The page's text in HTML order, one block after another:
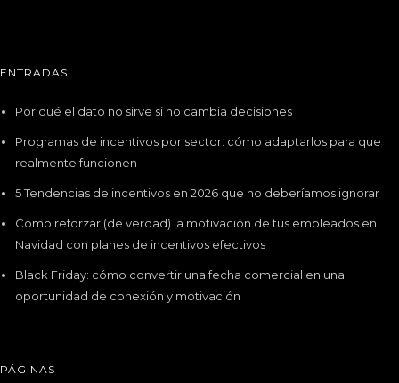
ENTRADAS
Por qué el dato no sirve si no cambia decisiones
Programas de incentivos por sector: cómo adaptarlos para que
realmente funcionen
5 Tendencias de incentivos en 2026 que no deberíamos ignorar
Cómo reforzar (de verdad) la motivación de tus empleados en
Navidad con planes de incentivos efectivos
Black Friday: cómo convertir una fecha comercial en una
oportunidad de conexión y motivación
PÁGINAS